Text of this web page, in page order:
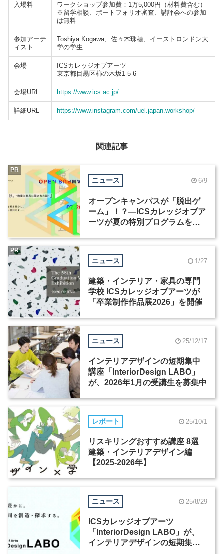
入場料
ワークショップ参加費：1万5,000円（材料費含む）
※留学相談、ポートフォリオ審査、講評会への参加
は無料
参加アーテ
ィスト
Toshiya Kogawa、佐々木珠穂、イーストロンドン大
学の学生
会場
ICSカレッジオブアーツ
東京都目黒区柿の木坂1-5-6
会場URL https://www.ics.ac.jp/
詳細URL https://www.instagram.com/uel.japan.workshop/
関連記事
ニュース 6/9
オープンキャンパスが「脱出ゲ
ーム」！？―ICSカレッジオブア
ーツが夏の特別プログラムを開
PR
ニュース 1/27
建築・インテリア・家具の専門
学校 ICSカレッジオブアーツが
「卒業制作作品展2026」を開催
PR
ニュース 25/12/17
インテリアデザインの短期集中
講座「InteriorDesign LABO」
が、2026年1月の受講生を募集中
レポート 25/10/1
リスキリングおすすめ講座 8選
建築・インテリアデザイン編
【2025-2026年】
ニュース 25/8/29
ICSカレッジオブアーツ
「InteriorDesign LABO」が、
インテリアデザインの短期集中